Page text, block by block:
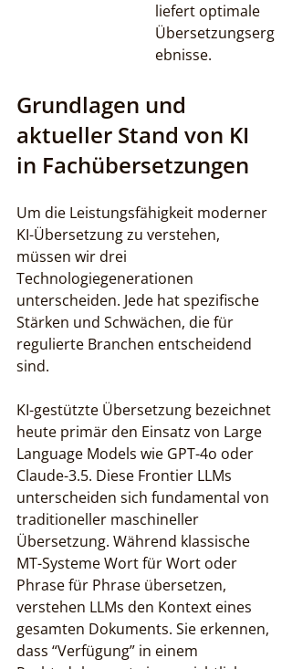
liefert optimale
Übersetzungserg
ebnisse.
Grundlagen und
aktueller Stand von KI
in Fachübersetzungen
Um die Leistungsfähigkeit moderner
KI-Übersetzung zu verstehen,
müssen wir drei
Technologiegenerationen
unterscheiden. Jede hat spezifische
Stärken und Schwächen, die für
regulierte Branchen entscheidend
sind.
KI-gestützte Übersetzung bezeichnet
heute primär den Einsatz von Large
Language Models wie GPT-4o oder
Claude-3.5. Diese Frontier LLMs
unterscheiden sich fundamental von
traditioneller maschineller
Übersetzung. Während klassische
MT-Systeme Wort für Wort oder
Phrase für Phrase übersetzen,
verstehen LLMs den Kontext eines
gesamten Dokuments. Sie erkennen,
dass “Verfügung” in einem